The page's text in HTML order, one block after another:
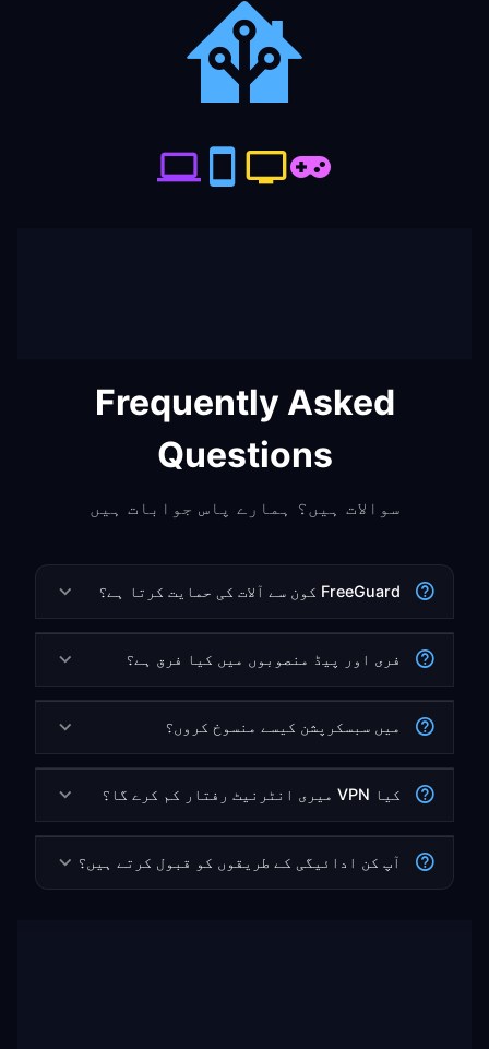
Frequently Asked
Questions
سوالات ہیں؟ ہمارے پاس جوابات ہیں
FreeGuard کون سے آلات کی حمایت کرتا ہے؟
فری اور پیڈ منصوبوں میں کیا فرق ہے؟
میں سبسکرپشن کیسے منسوخ کروں؟
کیا VPN میری انٹرنیٹ رفتار کم کرے گا؟
آپ کن ادائیگی کے طریقوں کو قبول کرتے ہیں؟